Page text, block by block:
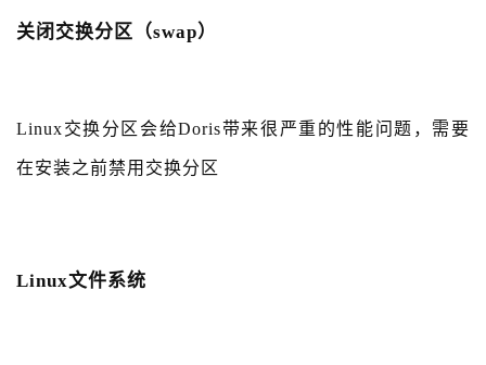
关闭交换分区（swap）
Linux交换分区会给Doris带来很严重的性能问题，需要
在安装之前禁用交换分区
Linux文件系统